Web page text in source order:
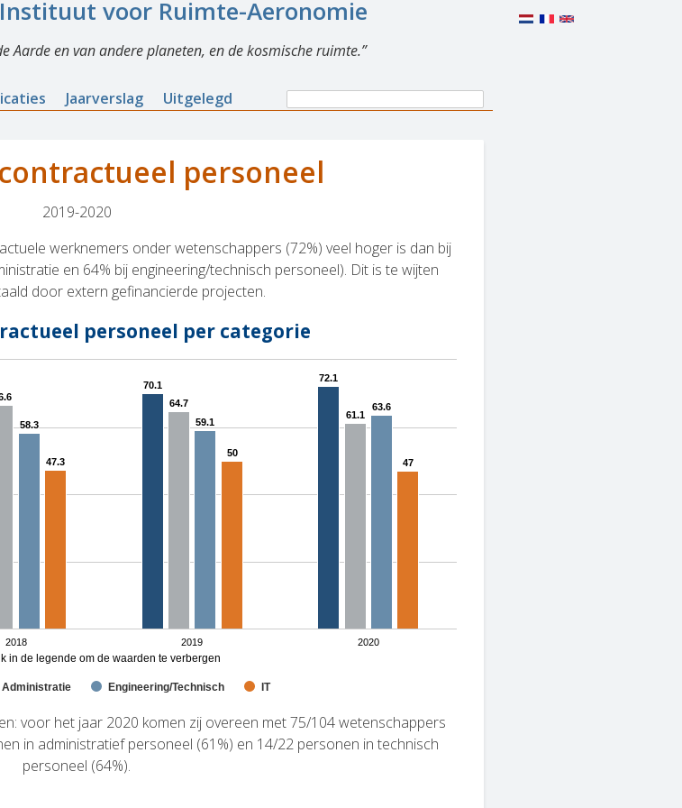
voor Ruimte-Aeronomie
Aarde en van andere planeten, en de kosmische ruimte.
Jaarverslag Uitgelegd
Search
Search
personeel
2019-2020
werknemers onder wetenschappers (72%) veel hoger is dan bij
en 64% bij engineering/technisch personeel). Dit is te wijten
door extern gefinancierde projecten.
personeel per categorie
in de legende om de waarden te verbergen
70.1
70.1
72.1
72.1
64.7
64.7
61.1
61.1
58.3
58.3 59.1
59.1
63.6
63.6
47.3
47.3
50
50
47
47
Administratie Engineering/Technisch IT
2018 2019 2020
voor het jaar 2020 komen zij overeen met 75/104 wetenschappers
in administratief personeel (61%) en 14/22 personen in technisch
personeel (64%).